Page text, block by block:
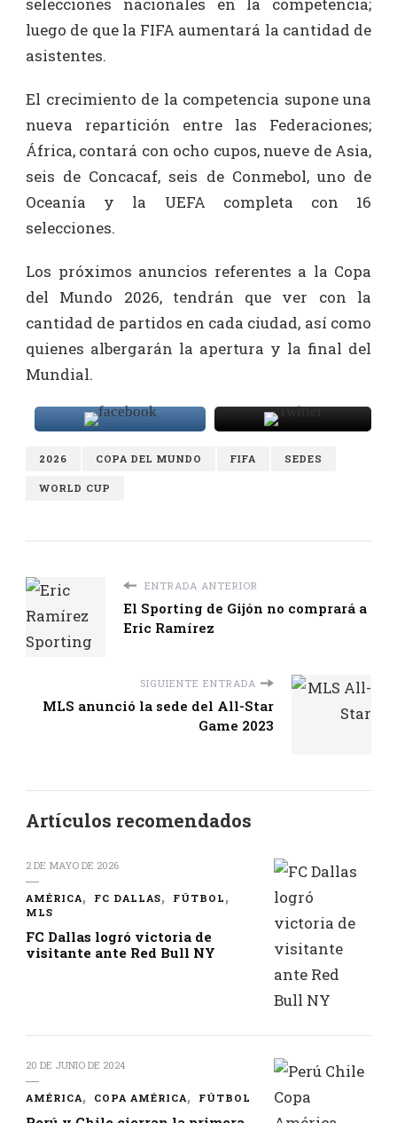
luego de que la FIFA aumentará la cantidad de
asistentes.
El crecimiento de la competencia supone una
nueva repartición entre las Federaciones;
África, contará con ocho cupos, nueve de Asia,
seis de Concacaf, seis de Conmebol, uno de
Oceanía y la UEFA completa con 16
selecciones.
Los próximos anuncios referentes a la Copa
del Mundo 2026, tendrán que ver con la
cantidad de partidos en cada ciudad, así como
quienes albergarán la apertura y la final del
Mundial.
2026 COPA DEL MUNDO FIFA SEDES
WORLD CUP
ENTRADA ANTERIOR
El Sporting de Gijón no comprará a
Eric Ramírez
SIGUIENTE ENTRADA
MLS anunció la sede del All-Star
Game 2023
Artículos recomendados
2 DE MAYO DE 2026
AMÉRICA FC DALLAS
FÚTBOL
MLS
FC Dallas logró victoria de
visitante ante Red Bull NY
20 DE JUNIO DE 2024
AMÉRICA COPA AMÉRICA FÚTBOL